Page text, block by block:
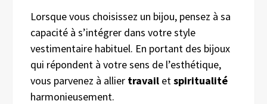
Lorsque vous choisissez un bijou, pensez à sa
capacité à s’intégrer dans votre style
vestimentaire habituel. En portant des bijoux
qui répondent à votre sens de l’esthétique,
vous parvenez à allier travail etspiritualité
harmonieusement.